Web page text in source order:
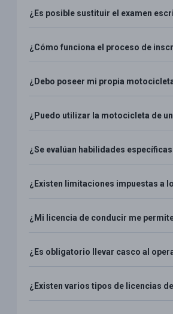
¿Es posible sustituir el examen
¿Cómo funciona el proceso de
¿Debo poseer mi propia
¿Puedo utilizar la motocicleta de
¿Se evalúan habilidades
¿Existen limitaciones impuestas a
¿Mi licencia de conducir me
¿Es obligatorio llevar casco al
¿Existen varios tipos de licencias